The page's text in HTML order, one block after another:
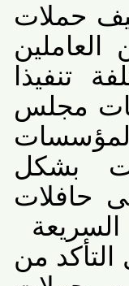
حملات
مجلس
بشكل
من